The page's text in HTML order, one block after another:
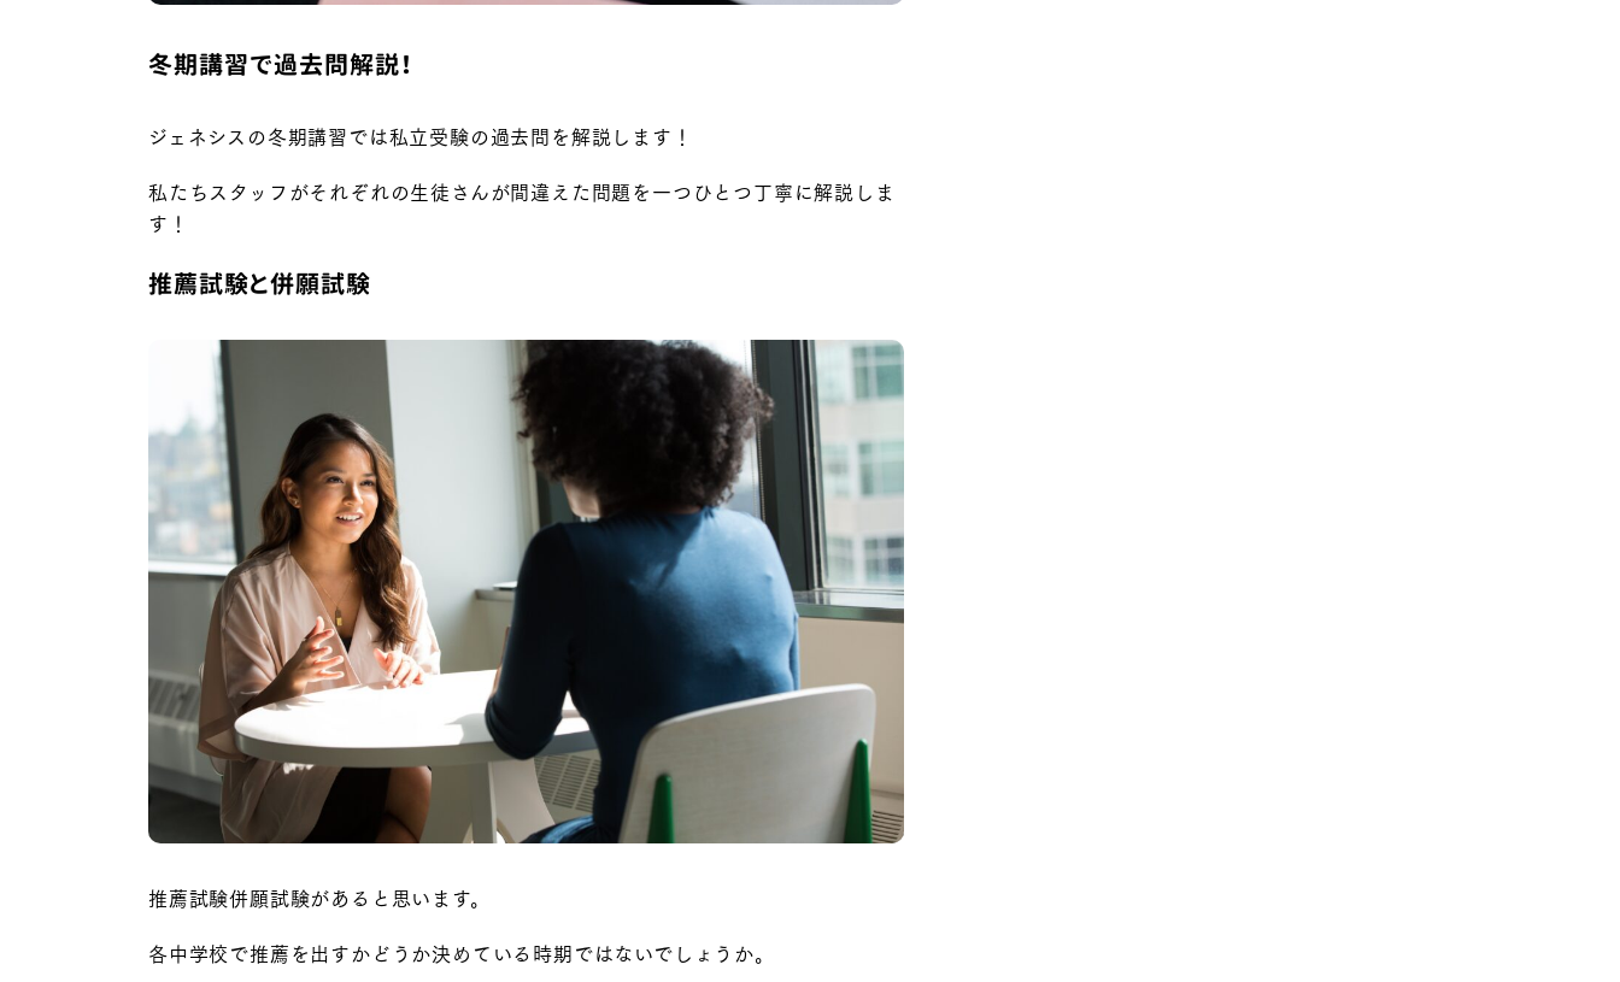
冬期講習で過去問解説！
ジェネシスの冬期講習では私立受験の過去問を解説します！
私たちスタッフがそれぞれの生徒さんが間違えた問題を一つひとつ丁寧に解説しま
す！
推薦試験と併願試験
推薦試験併願試験があると思います。
各中学校で推薦を出すかどうか決めている時期ではないでしょうか。